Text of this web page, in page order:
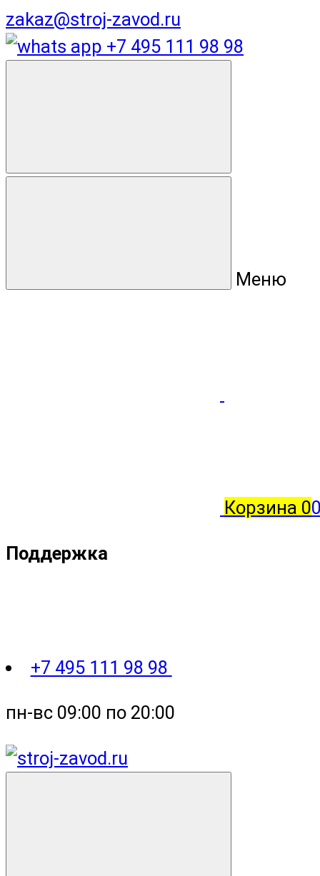
zakaz@stroj-zavod.ru
+7 495 111 98 98
Меню
Корзина 0
Поддержка
+7 495 111 98 98
пн-вс 09:00 по 20:00